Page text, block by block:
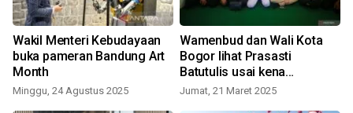
Wakil Menteri Kebudayaan
buka pameran Bandung Art
Month
Minggu, 24 Agustus 2025
Wamenbud dan Wali Kota
Bogor lihat Prasasti
Batutulis usai kena
vandalisme
Jumat, 21 Maret 2025